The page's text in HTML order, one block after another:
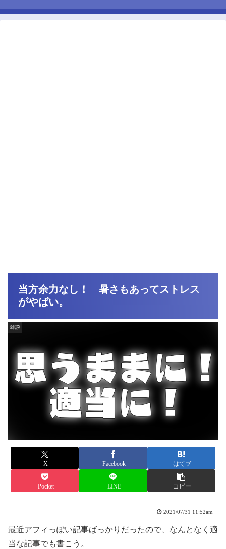
当方余力なし！ 暑さもあってストレス
がやばい。
雑談
X Facebook はてブ
Pocket LINE コピー
2021/07/31 11:52am
最近アフィっぽい記事ばっかりだったので、なんとなく適
当な記事でも書こう。